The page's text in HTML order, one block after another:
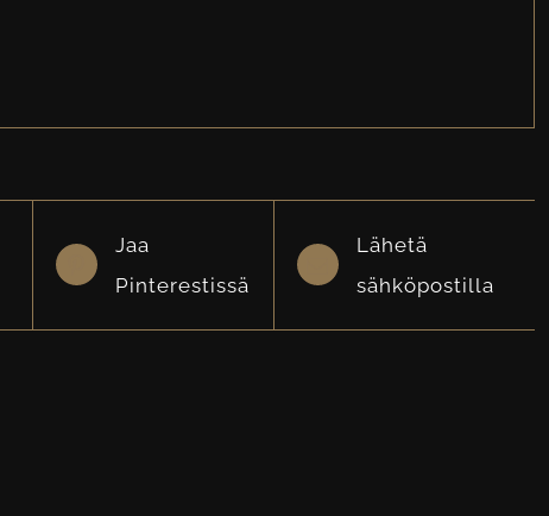
Jaa
Pinterestissä
Lähetä
sähköpostilla